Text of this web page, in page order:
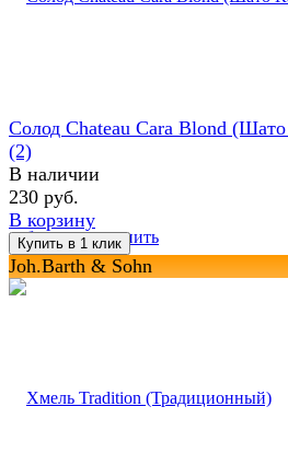
избранное сравнить
Солод Chateau Cara Blond
(2)
В наличии
230 руб.
В корзину
Joh.Barth & Sohn